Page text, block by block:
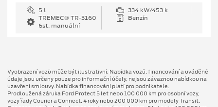
5 l
334 kW/453 k
TREMEC® TR-3160
6st. manuální
Benzín
Vyobrazení vozů může být ilustrativní. Nabídka vozů, financování a uváděné
údaje jsou určeny pouze pro informační účely, nejsou závaznou nabídkou na
uzavření smlouvy. Nabídka financování platí pro podnikatele.
Prodloužená záruka Ford Protect 5 let nebo 100 000 km pro osobní vozy,
vozy řady Courier a Connect, 4 roky nebo 200 000 km pro modely Transit,